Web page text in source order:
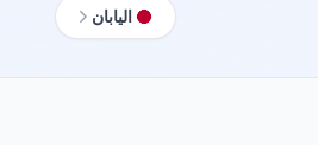
اليابان